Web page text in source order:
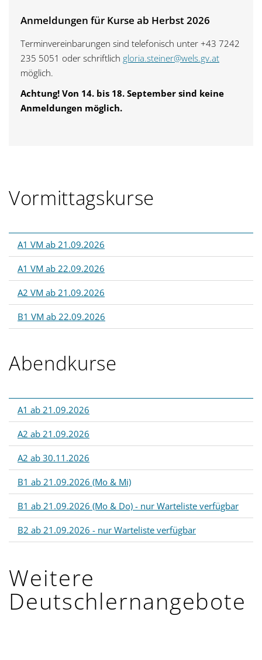
Anmeldungen für Kurse ab Herbst 2026
Terminvereinbarungen sind telefonisch unter +43 7242
235 5051 oder schriftlich gloria.steiner@wels.gv.at
möglich.
Achtung! Von 14. bis 18. September sind keine
Anmeldungen möglich.
Vormittagskurse
A1 VM ab 21.09.2026
A1 VM ab 22.09.2026
A2 VM ab 21.09.2026
B1 VM ab 22.09.2026
Abendkurse
A1 ab 21.09.2026
A2 ab 21.09.2026
A2 ab 30.11.2026
B1 ab 21.09.2026 (Mo & Mi)
B1 ab 21.09.2026 (Mo & Do) - nur Warteliste verfügbar
B2 ab 21.09.2026 - nur Warteliste verfügbar
Weitere
Deutschlernangebote